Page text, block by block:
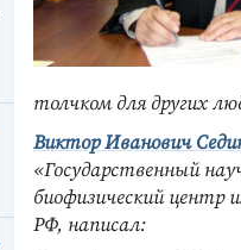
толчком для других
Виктор Иванович
«Государственный
биофизический центр
РФ, написал: